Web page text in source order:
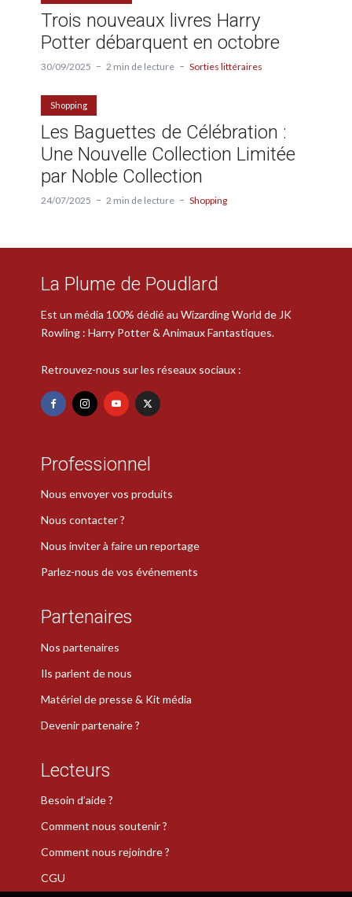
Trois nouveaux livres Harry
Potter débarquent en octobre
30/09/2025 2 min de lecture Sorties littéraires
Shopping
Les Baguettes de Célébration :
Une Nouvelle Collection Limitée
par Noble Collection
24/07/2025 2 min de lecture Shopping
La Plume de Poudlard
Est un média 100% dédié au Wizarding World de JK
Rowling : Harry Potter & Animaux Fantastiques.
Retrouvez-nous sur les réseaux sociaux :
Professionnel
Nous envoyer vos produits
Nous contacter ?
Nous inviter à faire un reportage
Parlez-nous de vos événements
Partenaires
Nos partenaires
Ils parlent de nous
Matériel de presse & Kit média
Devenir partenaire ?
Lecteurs
Besoin d’aide ?
Comment nous soutenir ?
Comment nous rejoindre ?
CGU